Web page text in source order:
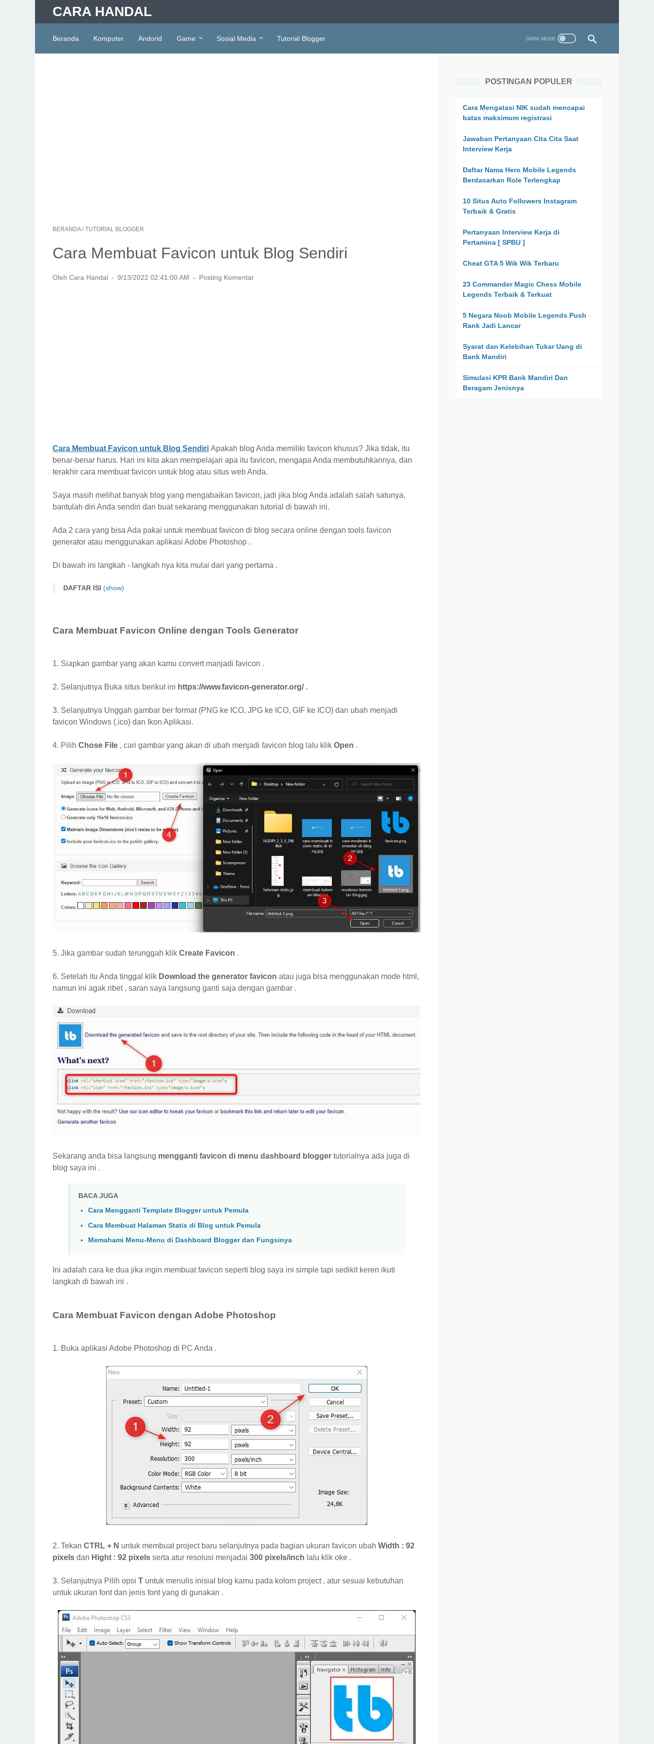
CARA HANDAL
Beranda Komputer Andorid Game Sosial Media Tutorial Blogger
BERANDA /TUTORIAL BLOGGER
Cara Membuat Favicon untuk Blog Sendiri
Oleh Cara Handal 9/13/2022 02:41:00 AM Posting Komentar
Cara Membuat Favicon untuk Blog Sendiri Apakah blog Anda memiliki favicon khusus? Jika tidak, itu
benar-benar harus. Hari ini kita akan mempelajari apa itu favicon, mengapa Anda membutuhkannya, dan
terakhir cara membuat favicon untuk blog atau situs web Anda.
Saya masih melihat banyak blog yang mengabaikan favicon, jadi jika blog Anda adalah salah satunya,
bantulah diri Anda sendiri dan buat sekarang menggunakan tutorial di bawah ini.
Ada 2 cara yang bisa Ada pakai untuk membuat favicon di blog secara online dengan tools favicon
generator atau menggunakan aplikasi Adobe Photoshop .
Di bawah ini langkah - langkah nya kita mulai dari yang pertama .
DAFTAR ISI (show)
Cara Membuat Favicon Online dengan Tools Generator
1. Siapkan gambar yang akan kamu convert manjadi favicon .
2. Selanjutnya Buka situs berikut ini https://www.favicon-generator.org/ .
3. Selanjutnya Unggah gambar ber format (PNG ke ICO, JPG ke ICO, GIF ke ICO) dan ubah menjadi
favicon Windows (.ico) dan Ikon Aplikasi.
4. Pilih Chose File , cari gambar yang akan di ubah menjadi favicon blog lalu klik Open .
5. Jika gambar sudah terunggah klik Create Favicon .
6. Setelah itu Anda tinggal klik Download the generator favicon atau juga bisa menggunakan mode html,
namun ini agak ribet , saran saya langsung ganti saja dengan gambar .
Sekarang anda bisa langsung mengganti favicon di menu dashboard blogger tutorialnya ada juga di
blog saya ini .
BACA JUGA
Cara Mengganti Template Blogger untuk Pemula
Cara Membuat Halaman Statis di Blog untuk Pemula
Memahami Menu-Menu di Dashboard Blogger dan Fungsinya
Ini adalah cara ke dua jika ingin membuat favicon seperti blog saya ini simple tapi sedikit keren ikuti
langkah di bawah ini .
Cara Membuat Favicon dengan Adobe Photoshop
1. Buka aplikasi Adobe Photoshop di PC Anda .
2. Tekan CTRL + N untuk membuat project baru selanjutnya pada bagian ukuran favicon ubah Width : 92
pixels dan Hight : 92 pixels serta atur resolusi menjadai 300 pixels/inch lalu klik oke .
3. Selanjutnya Pilih opsi T untuk menulis inisial blog kamu pada kolom project , atur sesuai kebutuhan
untuk ukuran font dan jenis font yang di gunakan .
POSTINGAN POPULER
Cara Mengatasi NIK sudah mencapai
batas maksimum registrasi
Jawaban Pertanyaan Cita Cita Saat
Interview Kerja
Daftar Nama Hero Mobile Legends
Berdasarkan Role Terlengkap
10 Situs Auto Followers Instagram
Terbaik & Gratis
Pertanyaan Interview Kerja di
Pertamina [ SPBU ]
Cheat GTA 5 Wik Wik Terbaru
23 Commander Magic Chess Mobile
Legends Terbaik & Terkuat
5 Negara Noob Mobile Legends Push
Rank Jadi Lancar
Syarat dan Kelebihan Tukar Uang di
Bank Mandiri
Simulasi KPR Bank Mandiri Dan
Beragam Jenisnya